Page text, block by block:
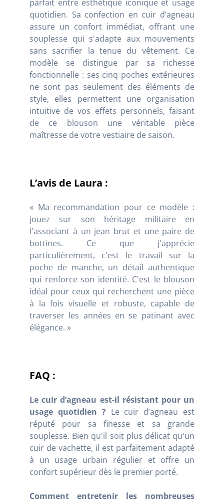
parfait entre esthétique iconique et usage
quotidien. Sa confection en cuir d’agneau
assure un confort immédiat, offrant une
souplesse qui s'adapte aux mouvements
sans sacrifier la tenue du vêtement. Ce
modèle se distingue par sa richesse
fonctionnelle : ses cinq poches extérieures
ne sont pas seulement des éléments de
style, elles permettent une organisation
intuitive de vos effets personnels, faisant
de ce blouson une véritable pièce
maîtresse de votre vestiaire de saison.
L’avis de Laura :
« Ma recommandation pour ce modèle :
jouez sur son héritage militaire en
l'associant à un jean brut et une paire de
bottines. Ce que j'apprécie
particulièrement, c'est le travail sur la
poche de manche, un détail authentique
qui renforce son identité. C'est le blouson
idéal pour ceux qui recherchent une pièce
à la fois visuelle et robuste, capable de
traverser les années en se patinant avec
élégance. »
FAQ :
Le cuir d’agneau est-il résistant pour un
usage quotidien ?Le cuir d’agneau est
réputé pour sa finesse et sa grande
souplesse. Bien qu'il soit plus délicat qu'un
cuir de vachette, il est parfaitement adapté
à un usage urbain régulier et offre un
confort supérieur dès le premier porté.
Comment entretenir les nombreuses